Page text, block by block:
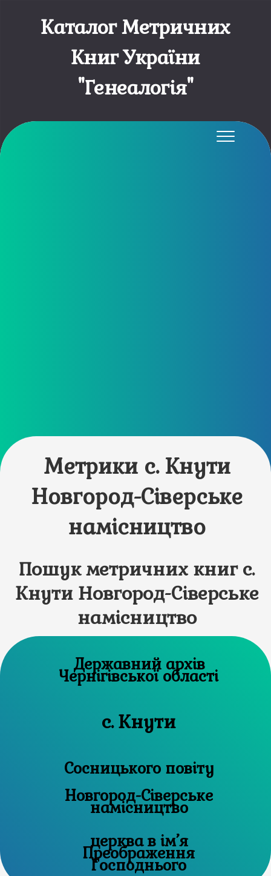
Каталог Метричних
Книг України
"Генеалогія"
Метрики с. Кнути
Новгород-Сіверське
намісництво
Пошук метричних книг с.
Кнути Новгород-Сіверське
намісництво
Державний архів
Чернігівської області
с. Кнути
Сосницького повіту
Новгород-Сіверське
намісництво
церква в ім’я
Преображення
Господнього